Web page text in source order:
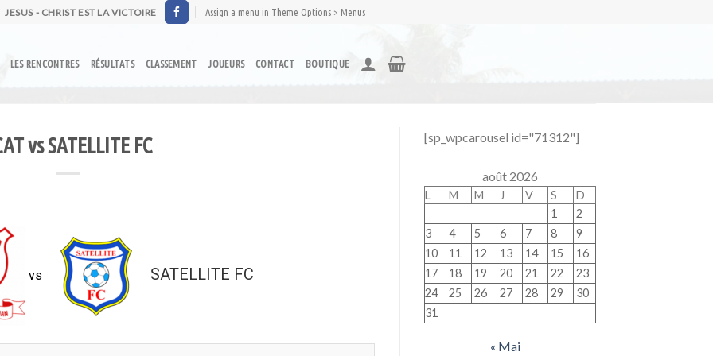
JESUS - CHRIST EST LA VICTOIRE Assign a menu in Theme Options > Menus
LES RENCONTRES RÉSULTATS CLASSEMENT JOUEURS CONTACT BOUTIQUE
vs SATELLITE FC
vs SATELLITE FC
[sp_wpcarousel id="71312"]
août 2026
L M M J V S
D
1
2
3
4 5 6 7 8
9
10
11 12 13 14 15
16
17
18 19 20 21 22
23
24
25 26 27 28 29
30
31
« Mai